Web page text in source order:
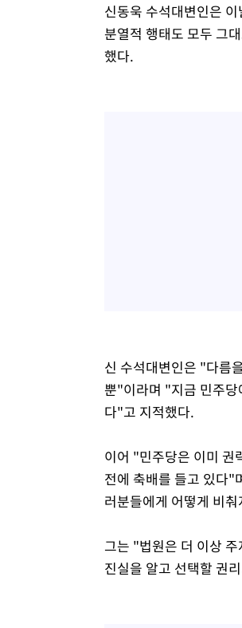
신동욱 수석대변인은
분열적 행태도 모두 그
했다.
신 수석대변인은 "다름
뿐"이라며 "지금 민주당
다"고 지적했다.
이어 "민주당은 이미 권
전에 축배를 들고 있다"
러분들에게 어떻게 비
그는 "법원은 더 이상
진실을 알고 선택할 권